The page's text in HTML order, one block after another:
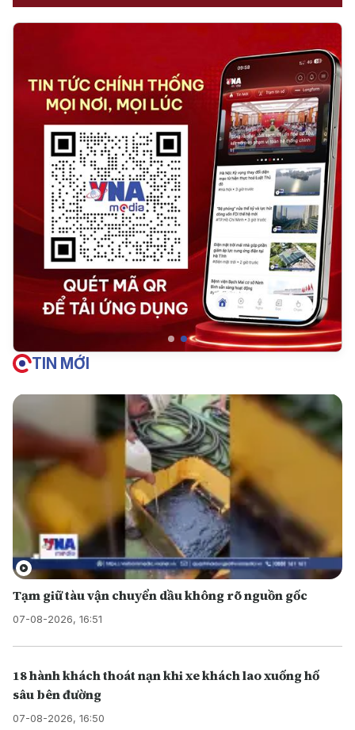
TIN MỚI
Tạm giữ tàu vận chuyển dầu không rõ nguồn gốc
07-08-2026, 16:51
18 hành khách thoát nạn khi xe khách lao xuống hố
sâu bên đường
07-08-2026, 16:50